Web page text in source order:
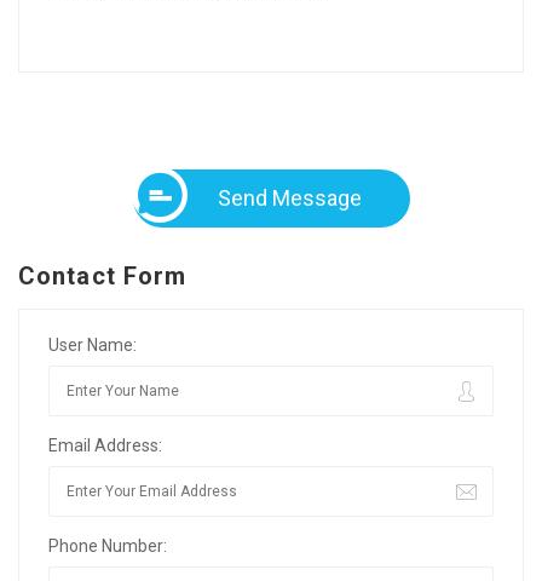
Send Message
Contact Form
User Name:
Email Address:
Phone Number: